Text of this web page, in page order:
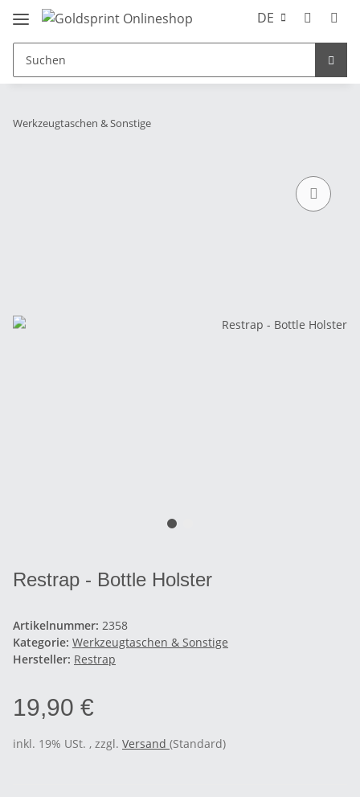
DE
Werkzeugtaschen & Sonstige
Restrap - Bottle Holster
Artikelnummer: 2358
Kategorie: Werkzeugtaschen & Sonstige
Hersteller: Restrap
19,90 €
inkl. 19% USt. , zzgl. Versand (Standard)